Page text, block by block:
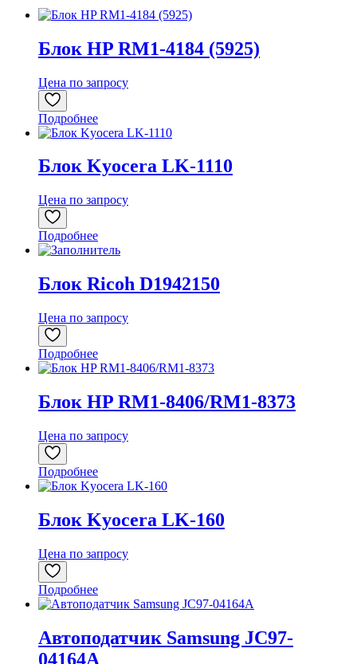
Блок HP RM1-4184 (5925)
Цена по запросу
Подробнее
Блок Kyocera LK-1110
Цена по запросу
Подробнее
Блок Ricoh D1942150
Цена по запросу
Подробнее
Блок HP RM1-8406/RM1-8373
Цена по запросу
Подробнее
Блок Kyocera LK-160
Цена по запросу
Подробнее
Автоподатчик Samsung JC97-
04164A